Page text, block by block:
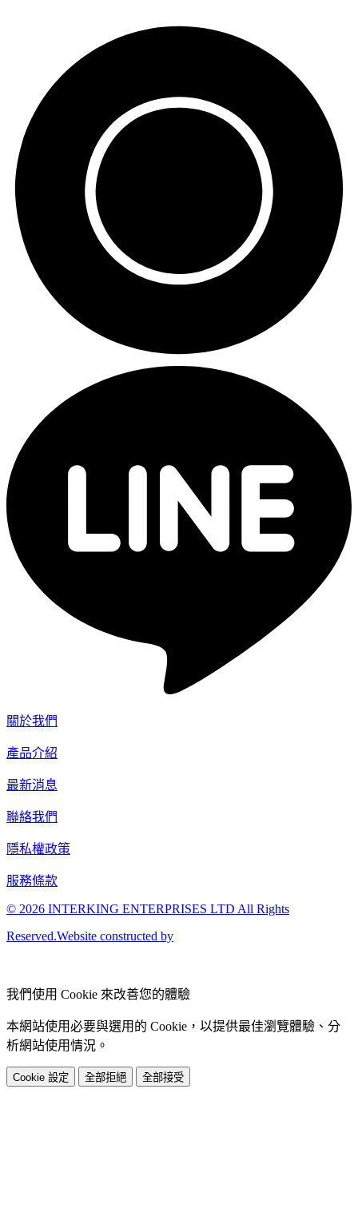
關於我們
產品介紹
最新消息
聯絡我們
隱私權政策
服務條款
© 2026 INTERKING ENTERPRISES LTD All Rights
Reserved.Website constructed by
我們使用 Cookie 來改善您的體驗
本網站使用必要與選用的 Cookie，以提供最佳瀏覽體驗、分
析網站使用情況。
Cookie 設定 全部拒絕 全部接受